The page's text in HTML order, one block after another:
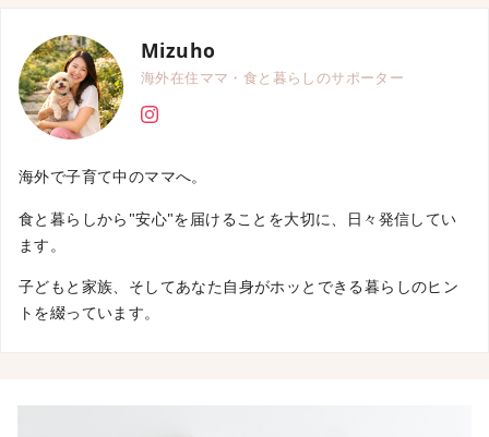
Mizuho
海外在住ママ・食と暮らしのサポーター
海外で子育て中のママへ。
食と暮らしから"安心"を届けることを大切に、日々発信してい
ます。
子どもと家族、そしてあなた自身がホッとできる暮らしのヒン
トを綴っています。